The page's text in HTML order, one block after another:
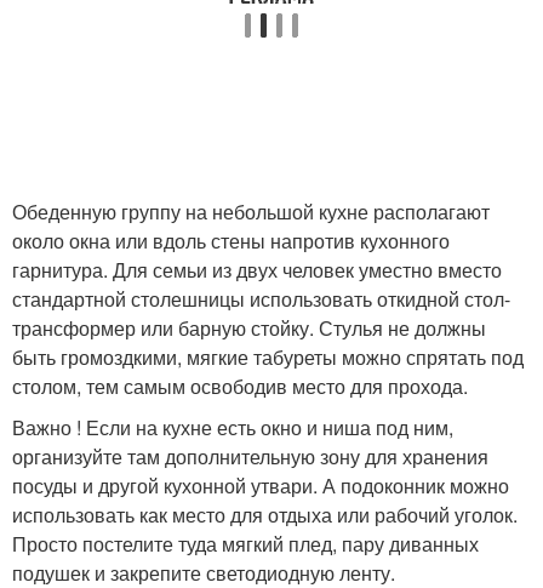
Обеденную группу на небольшой кухне располагают
около окна или вдоль стены напротив кухонного
гарнитура. Для семьи из двух человек уместно вместо
стандартной столешницы использовать откидной стол-
трансформер или барную стойку. Стулья не должны
быть громоздкими, мягкие табуреты можно спрятать под
столом, тем самым освободив место для прохода.
Важно ! Если на кухне есть окно и ниша под ним,
организуйте там дополнительную зону для хранения
посуды и другой кухонной утвари. А подоконник можно
использовать как место для отдыха или рабочий уголок.
Просто постелите туда мягкий плед, пару диванных
подушек и закрепите светодиодную ленту.